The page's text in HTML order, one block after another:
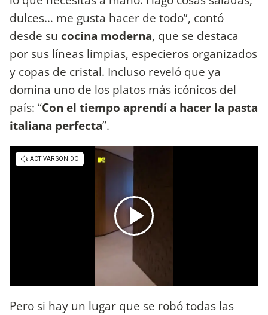
dulces… me gusta hacer de todo”, contó
desde su cocina moderna, que se destaca
por sus líneas limpias, especieros organizados
y copas de cristal. Incluso reveló que ya
domina uno de los platos más icónicos del
país: “Con el tiempo aprendí a hacer la pasta
italiana perfecta”.
Pero si hay un lugar que se robó todas las